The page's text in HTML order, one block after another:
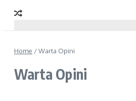
Home /Warta Opini
Warta Opini